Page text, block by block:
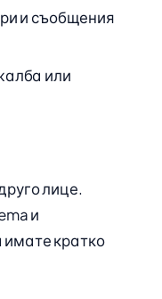
и съобщения
или
лице.
и
имате кратко